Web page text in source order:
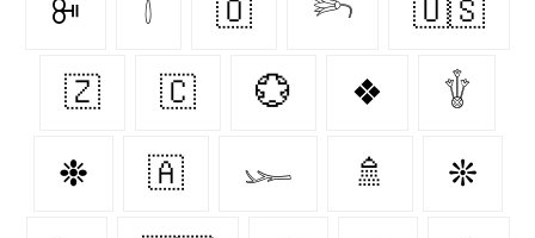
ꔻ 𓇕 🇴‌ 𓆸 🇺🇸
🇿‌ 🇨‌ 💮 ❖ 𓇚
❉ 🇦‌ 𓆱 🚿 ❊